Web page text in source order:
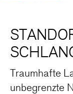
Traumhafte
unbegrenzte